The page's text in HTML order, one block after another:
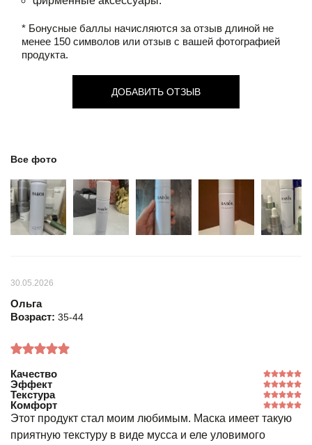
* Бонусные баллы начисляются за отзыв длиной не
менее 150 символов или отзыв с вашей фотографией
продукта.
ДОБАВИТЬ ОТЗЫВ
Все фото
30.05.2026
Ольга
Возраст: 35-44
Качество
Эффект
Текстура
Комфорт
Этот продукт стал моим любимым. Маска имеет такую
приятную текстуру в виде мусса и еле уловимого